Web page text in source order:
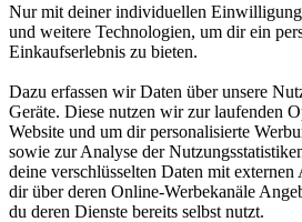
Nur mit deiner individuellen
und weitere Technologien, um dir ein
Einkaufserlebnis zu bieten.
Dazu erfassen wir Daten über unsere
Geräte. Diese nutzen wir zur laufenden
Website und um dir personalisierte
sowie zur Analyse der
deine verschlüsselten Daten mit
dir über deren Online-Werbekanäle
du deren Dienste bereits selbst nutzt.